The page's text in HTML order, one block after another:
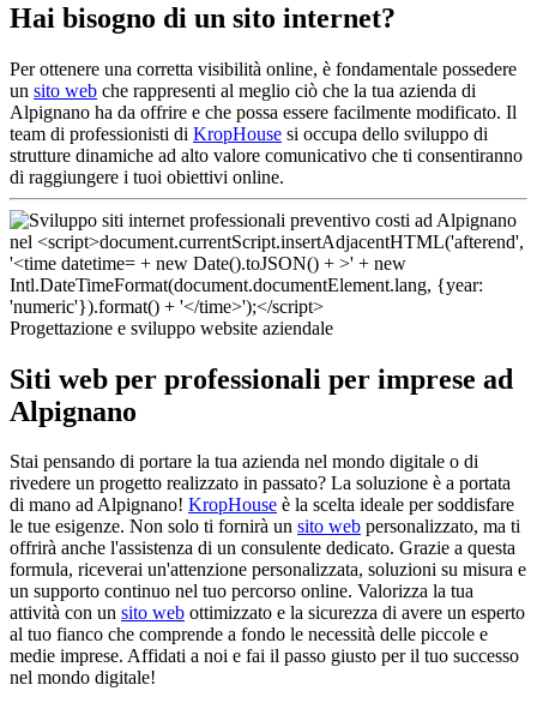
Hai bisogno di un sito internet?
Per ottenere una corretta visibilità online, è fondamentale possedere
un sito web che rappresenti al meglio ciò che la tua azienda di
Alpignano ha da offrire e che possa essere facilmente modificato. Il
team di professionisti di KropHouse si occupa dello sviluppo di
strutture dinamiche ad alto valore comunicativo che ti consentiranno
di raggiungere i tuoi obiettivi online.
Progettazione e sviluppo website aziendale
Siti web per professionali per imprese ad
Alpignano
Stai pensando di portare la tua azienda nel mondo digitale o di
rivedere un progetto realizzato in passato? La soluzione è a portata
di mano ad Alpignano! KropHouse è la scelta ideale per soddisfare
le tue esigenze. Non solo ti fornirà un sito web personalizzato, ma ti
offrirà anche l'assistenza di un consulente dedicato. Grazie a questa
formula, riceverai un'attenzione personalizzata, soluzioni su misura e
un supporto continuo nel tuo percorso online. Valorizza la tua
attività con un sito web ottimizzato e la sicurezza di avere un esperto
al tuo fianco che comprende a fondo le necessità delle piccole e
medie imprese. Affidati a noi e fai il passo giusto per il tuo successo
nel mondo digitale!